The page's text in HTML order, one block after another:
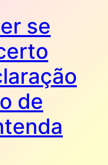
se
de